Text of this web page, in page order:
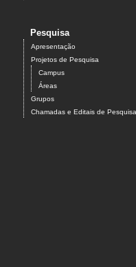
Pesquisa
Apresentação
Projetos de Pesquisa
Campus
Áreas
Grupos
Chamadas e Editais de Pesquisa